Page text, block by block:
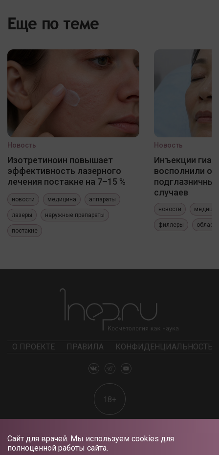
Сайт для врачей. Мы используем cookies для
полноценной работы сайта.
Еще по теме
Новость
Изотретиноин повышает
эффективность лазерного
лечения постакне на 7–15 %
новости медицина аппараты
лазеры наружные препараты
постакне
Новость
Инъекции
восполнили
случаев
новости
филлеры
О ПРОЕКТЕ ПРАВИЛА КОНФИДЕНЦИАЛЬНОСТЬ
18+